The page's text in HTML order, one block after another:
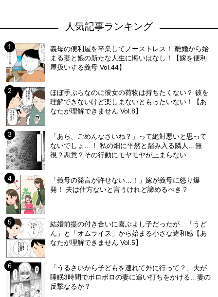
人気記事ランキング
義母の便利屋を卒業してノーストレス！ 離婚から始
まる妻と娘の新たな人生に悔いはなし！【嫁を便利
屋扱いする義母 Vol.44】
ほぼ手ぶらなのに彼女の荷物は持ちたくない？ 彼を
理解できないけど楽しまないともったいない！【あ
なたが理解できません Vol.8】
「あら、ごめんなさいね？」って絶対悪いと思って
ないでしょ…！ 私の畑に平然と踏み入る隣人…無
視？悪意？その行動にモヤモヤが止まらない
「義母の発言が許せない…！」嫁が義母に怒り爆
発！ 夫は仕方ないと言うけれど諦めるべき？
結婚前提の付き合いに喜ぶよし子だったが…「うど
ん」と「オムライス」から始まる小さな違和感【あ
なたが理解できません Vol.5】
「うるさいから子どもを連れて外に行って？」夫が
睡眠3時間でボロボロの妻に追い打ちをかける…妻の
反撃なるか？